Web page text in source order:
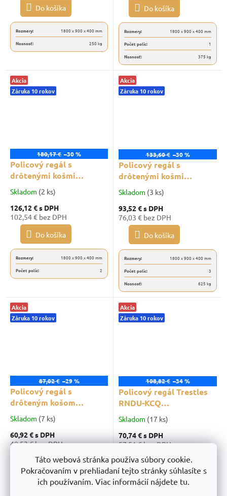
Táto webová stránka používa súbory cookie.
Pokračovaním v prehliadaní tejto stránky súhlasíte s
ich používaním. Viac informácií nájdete tu.
Do košíka
Rozmery:
1800 x 900 x 400 mm
Nosnosť:
250 kg
Do košíka
Rozmery:
1800 x 900 x 400 mm
Počet políc:
1
Nosnosť:
375 kg
Akcia
Záruka 10 rokov
180,17 € –30 %
Policový regál s
drôtenými košmi
Trestles RNDU-KUI
1800x900x400, nosnosť
500 kg, 2 police, 3 koše,
čierny
Skladom (2 ks)
126,12 €s DPH
102,54 € bez DPH
Do košíka
Rozmery:
1800 x 900 x 400 mm
Počet políc:
2
Akcia
Záruka 10 rokov
133,60 € –30 %
Policový regál s
drôtenými košmi
Trestles RNDU-KUI
1800x900x400, nosnosť
625 kg, 3 police, 2 koše,
čierny
Skladom (3 ks)
93,52 €s DPH
76,03 € bez DPH
Do košíka
Rozmery:
1800 x 900 x 400 mm
Počet políc:
3
Nosnosť:
625 kg
Akcia
Záruka 10 rokov
87,02 € –29 %
Policový regál s
drôteným košom
Trestles RNDU-KUI
1800x900x400, nosnosť
750 kg, 4 police, 1 kôš,
čierny
Skladom (7 ks)
60,92 €s DPH
49,53 € bez DPH
Do košíka
1800 x 900 x 400 mm
Akcia
Záruka 10 rokov
108,82 € –34 %
Policový regál Trestles
RNDU-KCQ
1800x900x400, nosnosť
625 kg, 3 police, 2
drôtené koše, čierny
Skladom (17 ks)
70,74 €s DPH
57,51 € bez DPH
Do košíka
Rozmery:
1800 x 900 x 400 mm